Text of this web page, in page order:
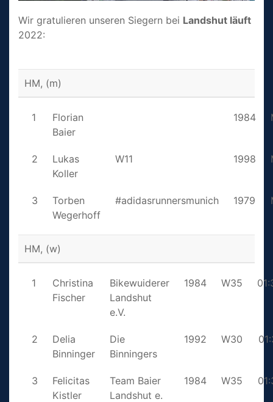
Wir gratulieren unseren Siegern bei Landshut läuft
2022:
HM, (m)
1
Florian
Baier
1984
2
Lukas
Koller
W11 1998
3
Torben
Wegerhoff
#adidasrunnersmunich 1979
HM, (w)
1
Christina
Fischer
Bikewuiderer
Landshut
e.V.
1984 W35
2
Delia
Binninger
Die
Binningers
1992 W30
3
Felicitas
Kistler
Team Baier
Landshut e.
1984 W35